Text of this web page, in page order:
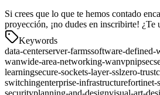
Si crees que lo que te hemos contado
proyección, ¡no dudes en inscribirte! ¿Te
Keywords
data-centerserver-farmssoftware-defined-
wanwide-area-networking-wanvpnipsec
learningsecure-sockets-layer-sslzero-trust
switchingenterprise-infrastructurefortinet-